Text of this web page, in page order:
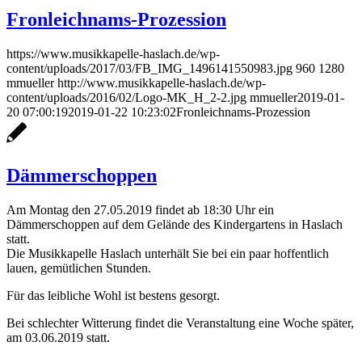
Fronleichnams-Prozession
https://www.musikkapelle-haslach.de/wp-
content/uploads/2017/03/FB_IMG_1496141550983.jpg 960 1280
mmueller http://www.musikkapelle-haslach.de/wp-
content/uploads/2016/02/Logo-MK_H_2-2.jpg mmueller2019-01-
20 07:00:192019-01-22 10:23:02Fronleichnams-Prozession
Dämmerschoppen
Am Montag den 27.05.2019 findet ab 18:30 Uhr ein
Dämmerschoppen auf dem Gelände des Kindergartens in Haslach
statt.
Die Musikkapelle Haslach unterhält Sie bei ein paar hoffentlich
lauen, gemütlichen Stunden.
Für das leibliche Wohl ist bestens gesorgt.
Bei schlechter Witterung findet die Veranstaltung eine Woche später,
am 03.06.2019 statt.